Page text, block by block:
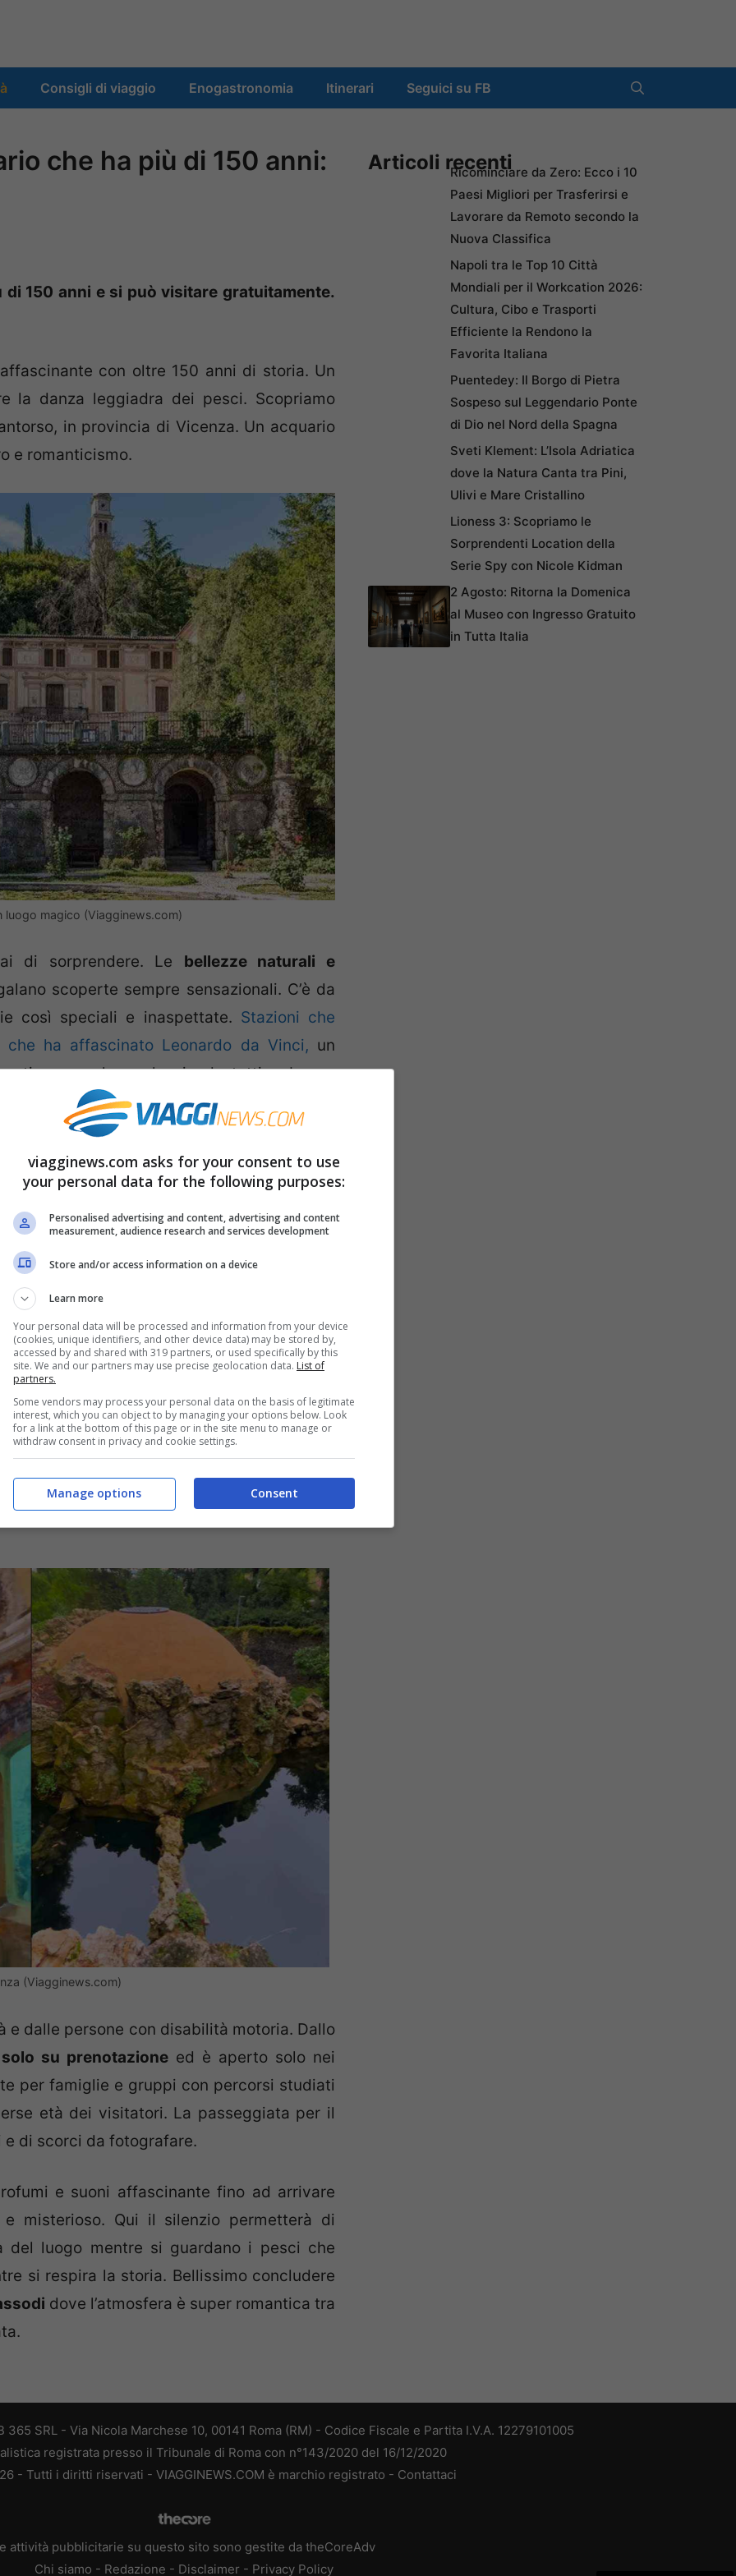
Consigli di viaggio Enogastronomia Itinerari Seguici su FB
che ha più di 150 anni:
di 150 anni e si può visitare gratuitamente.
con oltre 150 anni di storia. Un
la danza leggiadra dei pesci. Scopriamo
in provincia di Vicenza. Un acquario
e romanticismo.
luogo magico (Viagginews.com)
di sorprendere. Le bellezze naturali e
scoperte sempre sensazionali. C’è da
così speciali e inaspettate. Stazioni che
che ha affascinato Leonardo da Vinci, un
a lungo lasciando tutti a bocca
meno nascoste. Prendiamo per esempio il
capire perché questa sia tra le regioni più
bellissime come Verona dove si trova il
il parco divertimenti più grande d’Italia e
di Vicenza, poi, si può visitare
di 150 anni fa.
Rossi vicino Vicenza
un grande acquario a parete, questa la
di Santorso (a 30 minuti di macchina da
in un giardino romantico situato alle
si trova in una struttura complessa che
un grande e incantevole parco e un podere
(Viagginews.com)
e dalle persone con disabilità motoria. Dallo
solo su prenotazione ed è aperto solo nei
per famiglie e gruppi con percorsi studiati
età dei visitatori. La passeggiata per il
e di scorci da fotografare.
e suoni affascinante fino ad arrivare
misterioso. Qui il silenzio permetterà di
del luogo mentre si guardano i pesci che
si respira la storia. Bellissimo concludere
dove l’atmosfera è super romantica tra
Articoli recentiRicominciare da Zero: Ecco i 10
Paesi Migliori per Trasferirsi e
Lavorare da Remoto secondo la
Nuova Classifica
Napoli tra le Top 10 Città
Mondiali per il Workcation 2026:
Cultura, Cibo e Trasporti
Efficiente la Rendono la
Favorita Italiana
Puentedey: Il Borgo di Pietra
Sospeso sul Leggendario Ponte
di Dio nel Nord della Spagna
Sveti Klement: L’Isola Adriatica
dove la Natura Canta tra Pini,
Ulivi e Mare Cristallino
Lioness 3: Scopriamo le
Sorprendenti Location della
Serie Spy con Nicole Kidman
2 Agosto: Ritorna la Domenica
al Museo con Ingresso Gratuito
in Tutta Italia
SRL - Via Nicola Marchese 10, 00141 Roma (RM) - Codice Fiscale e Partita I.V.A. 12279101005
registrata presso il Tribunale di Roma con n°143/2020 del 16/12/2020
- Tutti i diritti riservati - VIAGGINEWS.COM è marchio registrato - Contattaci
attività pubblicitarie su questo sito sono gestite da theCoreAdv
Chi siamo - Redazione - Disclaimer - Privacy Policy
viagginews.com asks for your consent to use
your personal data for the following purposes:
Personalised advertising and content, advertising and content
measurement, audience research and services development
Store and/or access information on a device
Learn more
Your personal data will be processed and information from your device
(cookies, unique identifiers, and other device data) may be stored by,
accessed by and shared with 319 partners, or used specifically by this
site. We and our partners may use precise geolocation data. List of
partners.
Some vendors may process your personal data on the basis of legitimate
interest, which you can object to by managing your options below. Look
for a link at the bottom of this page or in the site menu to manage or
withdraw consent in privacy and cookie settings.
Consent
Manage options